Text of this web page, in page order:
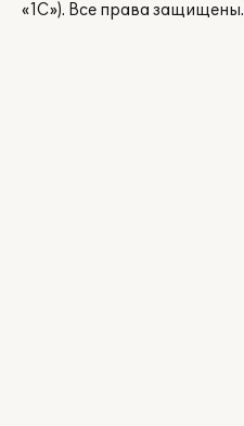
«1С»). Все права защищены.